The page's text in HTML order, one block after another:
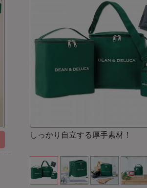
しっかり自立する厚手素材！